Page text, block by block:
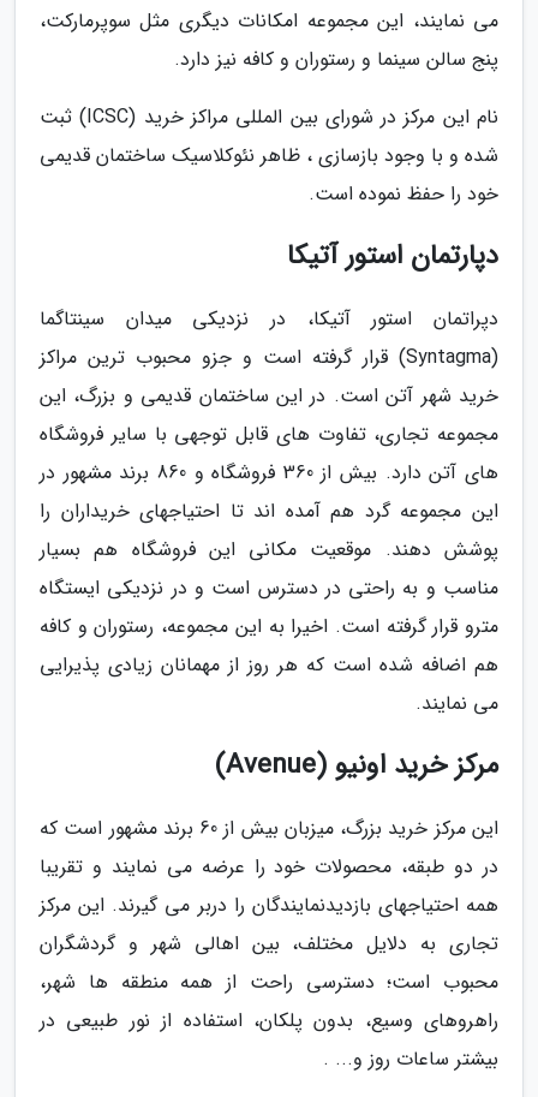
می نمایند، این مجموعه امکانات دیگری مثل سوپرمارکت،
پنج سالن سینما و رستوران و کافه نیز دارد.
نام این مرکز در شورای بین المللی مراکز خرید (ICSC) ثبت
شده و با وجود بازسازی ، ظاهر نئوکلاسیک ساختمان قدیمی
خود را حفظ نموده است.
دپارتمان استور آتیکا
دپراتمان استور آتیکا، در نزدیکی میدان سینتاگما
(Syntagma) قرار گرفته است و جزو محبوب ترین مراکز
خرید شهر آتن است. در این ساختمان قدیمی و بزرگ، این
مجموعه تجاری، تفاوت های قابل توجهی با سایر فروشگاه
های آتن دارد. بیش از 360 فروشگاه و 860 برند مشهور در
این مجموعه گرد هم آمده اند تا احتیاجهای خریداران را
پوشش دهند. موقعیت مکانی این فروشگاه هم بسیار
مناسب و به راحتی در دسترس است و در نزدیکی ایستگاه
مترو قرار گرفته است. اخیرا به این مجموعه، رستوران و کافه
هم اضافه شده است که هر روز از مهمانان زیادی پذیرایی
می نمایند.
مرکز خرید اونیو (Avenue)
این مرکز خرید بزرگ، میزبان بیش از 60 برند مشهور است که
در دو طبقه، محصولات خود را عرضه می نمایند و تقریبا
همه احتیاجهای بازدیدنمایندگان را دربر می گیرند. این مرکز
تجاری به دلایل مختلف، بین اهالی شهر و گردشگران
محبوب است؛ دسترسی راحت از همه منطقه ها شهر،
راهروهای وسیع، بدون پلکان، استفاده از نور طبیعی در
بیشتر ساعات روز و... .